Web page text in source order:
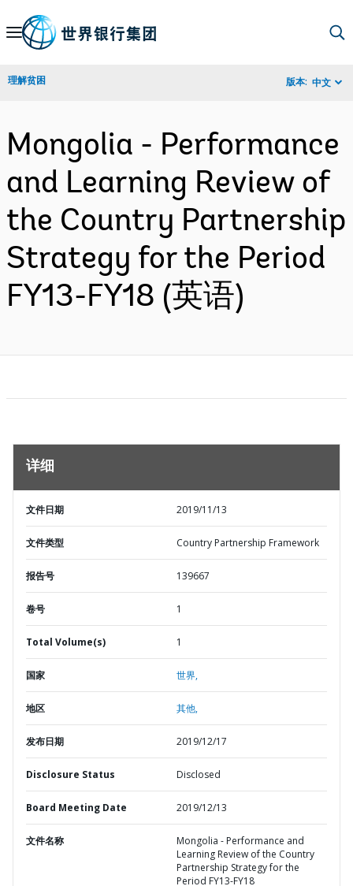
Skip
Navigation
理解贫困 版本: 中文
Mongolia - Performance
and Learning Review of
the Country Partnership
Strategy for the Period
FY13-FY18 (英语)
详细
文件日期 2019/11/13
文件类型 Country Partnership Framework
报告号 139667
卷号 1
Total Volume(s) 1
国家 世界,
地区 其他,
发布日期 2019/12/17
Disclosure Status Disclosed
Board Meeting Date 2019/12/13
文件名称
Mongolia - Performance and
Learning Review of the Country
Partnership Strategy for the
Period FY13-FY18